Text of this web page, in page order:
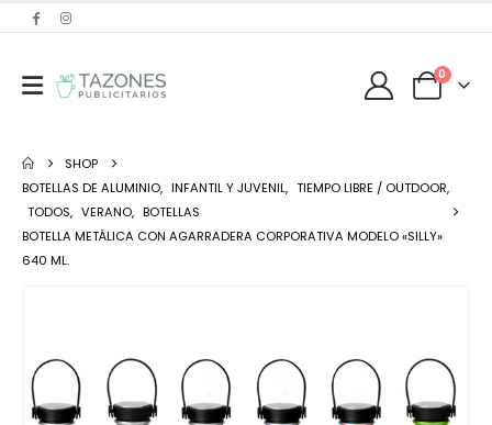
0
SHOP
BOTELLAS DE ALUMINIO, INFANTIL Y JUVENIL, TIEMPO LIBRE / OUTDOOR,
TODOS, VERANO, BOTELLAS
BOTELLA METÁLICA CON AGARRADERA CORPORATIVA MODELO «SILLY»
640 ML.